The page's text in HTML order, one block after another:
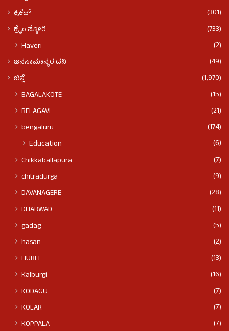
ಕ್ರಿಕೆಟ್
(301)
ಕ್ರೈಂ ಸ್ಟೋರಿ
(733)
Haveri (2)
ಜನಸಾಮಾನ್ಯರ ದನಿ
(49)
ಜಿಲ್ಲೆ
(1,970)
BAGALAKOTE
(15)
BELAGAVI
(21)
bengaluru
(174)
Education (6)
Chikkaballapura
(7)
chitradurga
(9)
DAVANAGERE
(28)
DHARWAD
(11)
gadag
(5)
hasan
(2)
HUBLI
(13)
Kalburgi
(16)
KODAGU
(7)
KOLAR
(7)
KOPPALA
(7)